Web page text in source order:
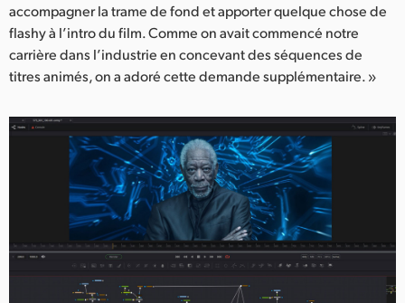
South Africa
Spain
Chinese Taipei
Turkey
UAE
Ukraine
United Kingdom
accompagner la trame de fond et apporter quelque chose de
flashy à l’intro du film. Comme on avait commencé notre
carrière dans l’industrie en concevant des séquences de
titres animés, on a adoré cette demande supplémentaire. »